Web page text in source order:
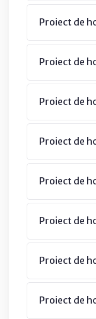
Proiect de
Proiect de
Proiect de
Proiect de
Proiect de
Proiect de
Proiect de
Proiect de